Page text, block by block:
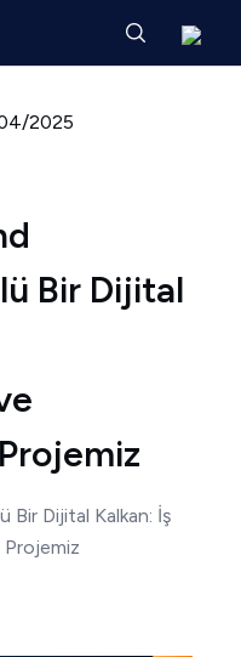
2025
Bir Dijital
Bir Dijital Kalkan: İş
Projemiz